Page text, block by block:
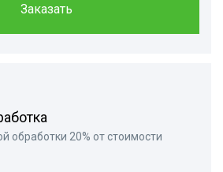
Заказать
обработки 20% от стоимости